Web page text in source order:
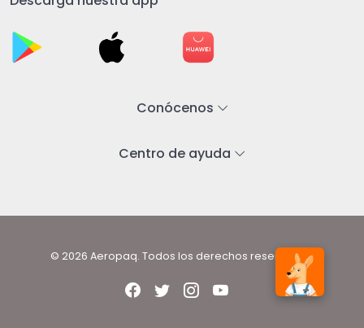
Conócenos
Centro de ayuda
© 2026 Aeropaq. Todos los derechos reservados.